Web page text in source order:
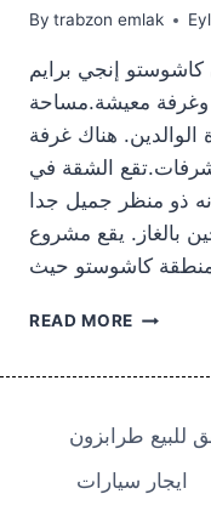
By trabzon emlak
إنجي برايم
معيشة.مساحة
الوالدين. هناك غرفة
الشقة في
ذو منظر جميل جدا
بالغاز. يقع مشروع
READ MORE شقة
طرابزون
كاشوستو
إنجي
للبيع طرابزون
ايجار سيارات